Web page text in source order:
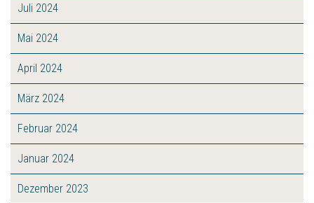
Juli 2024
Mai 2024
April 2024
März 2024
Februar 2024
Januar 2024
Dezember 2023